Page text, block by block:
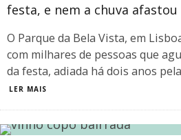
festa, e nem a chuva afastou
O Parque da Bela Vista, em
com milhares de pessoas que
da festa, adiada há dois anos
LER MAIS